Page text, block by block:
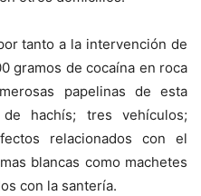
tanto a la intervención de
gramos de cocaína en roca
papelinas de esta
hachís; tres vehículos;
relacionados con el
blancas como machetes
con la santería.